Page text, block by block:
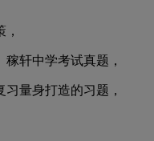
轩中学考试真题，
量身打造的习题，